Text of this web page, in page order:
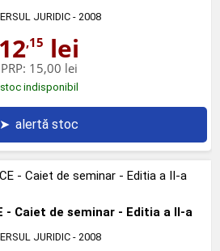
JURIDIC- 2008
12,15 lei
PRP: 15,00 lei
stoc indisponibil
➤ alertă stoc
- Caiet de seminar - Editia a II-a
JURIDIC- 2008